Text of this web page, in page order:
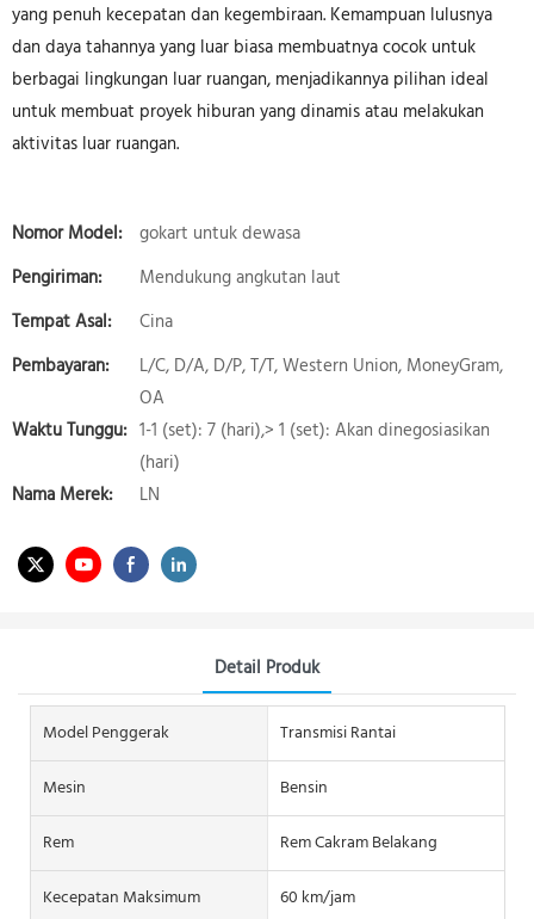
yang penuh kecepatan dan kegembiraan. Kemampuan lulusnya
dan daya tahannya yang luar biasa membuatnya cocok untuk
berbagai lingkungan luar ruangan, menjadikannya pilihan ideal
untuk membuat proyek hiburan yang dinamis atau melakukan
aktivitas luar ruangan.
Nomor Model: gokart untuk dewasa
Pengiriman:
Mendukung angkutan laut
Tempat Asal:
Cina
Pembayaran:
L/C, D/A, D/P, T/T, Western Union, MoneyGram,
OA
Waktu Tunggu: 1-1 (set): 7 (hari),> 1 (set): Akan dinegosiasikan
(hari)
Nama Merek:
LN
Detail Produk
Model Penggerak
Transmisi Rantai
Mesin
Bensin
Rem
Rem Cakram Belakang
Kecepatan Maksimum
60 km/jam